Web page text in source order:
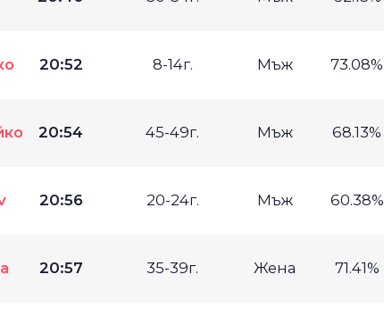
20:52 8-14г. Мъж 73.08%
20:54 45-49г. Мъж 68.13%
20:56 20-24г. Мъж 60.38%
20:57 35-39г. Жена 71.41%